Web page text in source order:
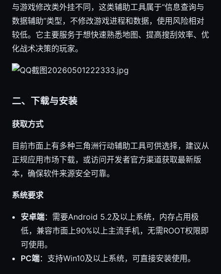
与游戏修改类外挂不同，这类辅助工具属于“信息查询与
数据辅助”类型，不修改游戏进程和数据，使用风险相对
较低。它主要服务于想快速熟悉地图、提高搜刮效率、优
化战术决策的玩家。
二、下载与安装
获取方式
目前市面上有多种三角洲行动辅助工具可供选择，建议从
正规应用市场下载，或访问开发者官方渠道获取最新版
本，确保软件来源安全可靠。
系统要求
安卓端：需要Android 5.2及以上系统，内存占用极
低，兼容市面上90%以上主流手机，无需ROOT权限即
可使用。
PC端：支持Win10及以上系统，可直接安装使用。